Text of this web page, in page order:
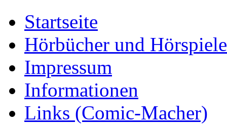
Startseite
Hörbücher und Hörspiele
Impressum
Informationen
Links (Comic-Macher)